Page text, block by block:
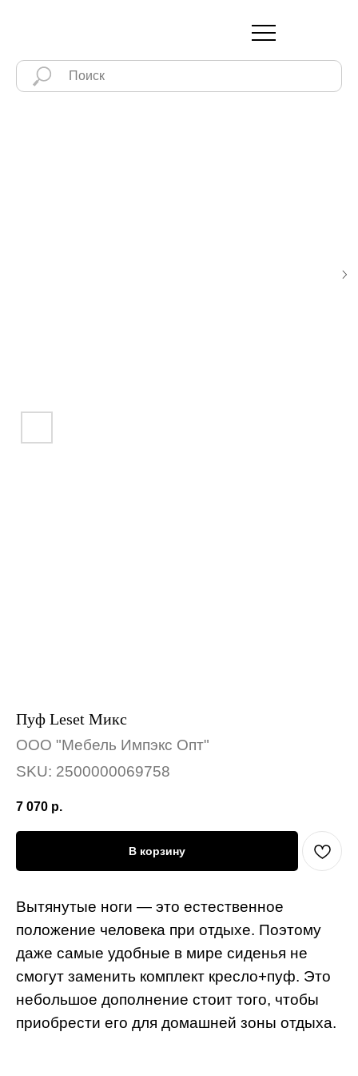
Пуф Leset Микс
ООО "Мебель Импэкс Опт"
SKU: 2500000069758
7 070 р.
В корзину
Вытянутые ноги — это естественное
положение человека при отдыхе. Поэтому
даже самые удобные в мире сиденья не
смогут заменить комплект кресло+пуф. Это
небольшое дополнение стоит того, чтобы
приобрести его для домашней зоны отдыха.